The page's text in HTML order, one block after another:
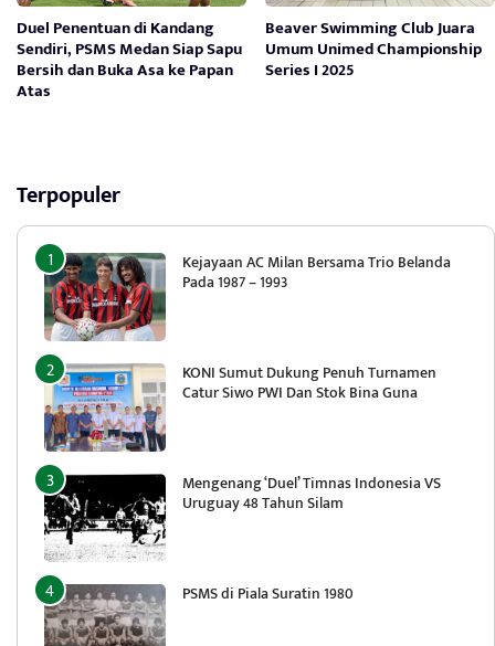
Duel Penentuan di Kandang
Sendiri, PSMS Medan Siap Sapu
Bersih dan Buka Asa ke Papan
Atas
Beaver Swimming Club Juara
Umum Unimed Championship
Series I 2025
Terpopuler
Kejayaan AC Milan Bersama Trio Belanda
Pada 1987 – 1993
KONI Sumut Dukung Penuh Turnamen
Catur Siwo PWI Dan Stok Bina Guna
Mengenang ‘Duel’ Timnas Indonesia VS
Uruguay 48 Tahun Silam
PSMS di Piala Suratin 1980